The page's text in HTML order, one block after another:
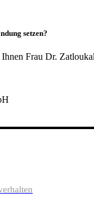
setzen?
Frau Dr.